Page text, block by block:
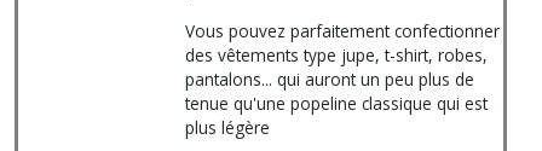
Vous pouvez parfaitement confectionner
des vêtements type jupe, t-shirt, robes,
pantalons... qui auront un peu plus de
tenue qu'une popeline classique qui est
plus légère